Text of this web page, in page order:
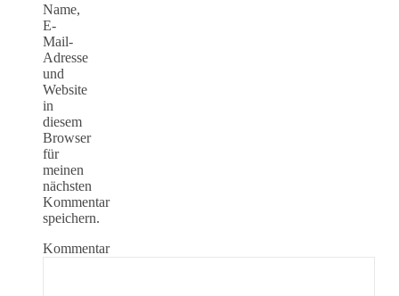
Name,
E-
Mail-
Adresse
und
Website
in
diesem
Browser
für
meinen
nächsten
Kommentar
speichern.
Kommentar